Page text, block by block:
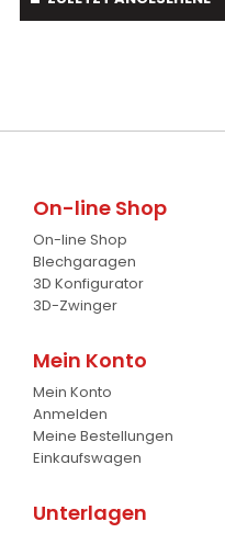
Ballengreifer
Schaufel
Gabel
Krokodil Gabel und Schaufel
Planierschild
Silageschieber
Frontlader
Palettengabeln
On-line Shop
On-line Shop
Blechgaragen
3D Konfigurator
3D-Zwinger
Mein Konto
Mein Konto
Anmelden
Meine Bestellungen
Einkaufswagen
Unterlagen